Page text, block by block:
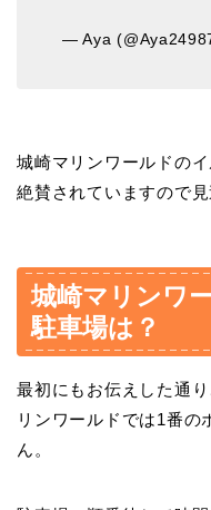
— Aya
城崎マリンワールドの
絶賛されていますので
城崎マリンワ
駐車場は？
最初にもお伝えした通
リンワールドでは1番の
ん。